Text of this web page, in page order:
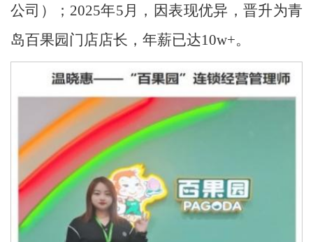
公司）；2025年5月，因表现优异，晋升为青
岛百果园门店店长，年薪已达10w+。